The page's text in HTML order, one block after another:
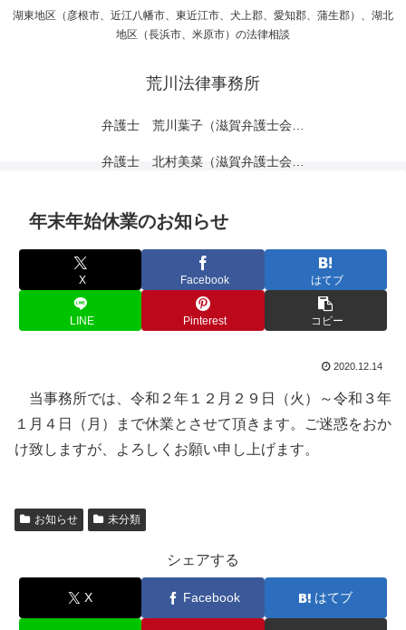
湖東地区（彦根市、近江八幡市、東近江市、犬上郡、愛知郡、蒲生郡）、湖北
地区（長浜市、米原市）の法律相談
荒川法律事務所
弁護士 荒川葉子（滋賀弁護士会所属）
弁護士 北村美菜（滋賀弁護士会所属）
年末年始休業のお知らせ
X Facebook はてブ
LINE Pinterest コピー
2020.12.14
当事務所では、令和２年１２月２９日（火）～令和３年
１月４日（月）まで休業とさせて頂きます。ご迷惑をおか
け致しますが、よろしくお願い申し上げます。
お知らせ 未分類
シェアする
X Facebook はてブ